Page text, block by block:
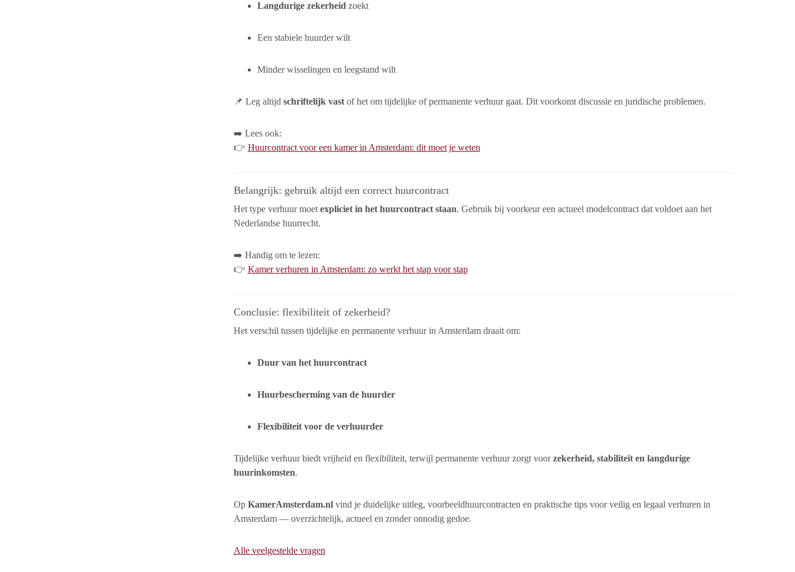
Langdurige zekerheid zoekt
Een stabiele huurder wilt
Minder wisselingen en leegstand wilt
📌 Leg altijd schriftelijk vastof het om tijdelijke of permanente verhuur gaat. Dit voorkomt discussie en juridische problemen.
➡️ Lees ook:
👉 Huurcontract voor een kamer in Amsterdam: dit moet je weten
Belangrijk: gebruik altijd een correct huurcontract
Het type verhuur moet expliciet in het huurcontract staan. Gebruik bij voorkeur een actueel modelcontract dat voldoet aan het
Nederlandse huurrecht.
➡️ Handig om te lezen:
👉 Kamer verhuren in Amsterdam: zo werkt het stap voor stap
Conclusie: flexibiliteit of zekerheid?
Het verschil tussen tijdelijke en permanente verhuur in Amsterdam draait om:
Duur van het huurcontract
Huurbescherming van de huurder
Flexibiliteit voor de verhuurder
Tijdelijke verhuur biedt vrijheid en flexibiliteit, terwijl permanente verhuur zorgt voorzekerheid, stabiliteit en langdurige
huurinkomsten.
Op KamerAmsterdam.nlvind je duidelijke uitleg, voorbeeldhuurcontracten en praktische tips voor veilig en legaal verhuren in
Amsterdam — overzichtelijk, actueel en zonder onnodig gedoe.
Alle veelgestelde vragen